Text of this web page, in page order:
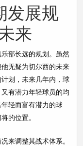
发展规
来
部长远的规划。虽然
无疑为切尔西的未来
划，未来几年内，球
有潜力年轻球员的均
轻而富有潜力的球
的位置。
来调整其战术体系。